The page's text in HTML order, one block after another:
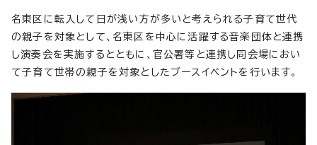
名東区に転入して日が浅い方が多いと考えられる子育て世代
の親子を対象として、名東区を中心に活躍する音楽団体と連携
し演奏会を実施するとともに、官公署等と連携し同会場におい
て子育て世帯の親子を対象としたブースイベントを行います。